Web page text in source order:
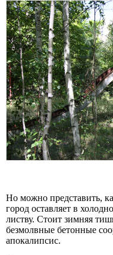
Но можно представить,
город оставляет в
листву. Стоит зимняя
безмолвные бетонные
апокалипсис.